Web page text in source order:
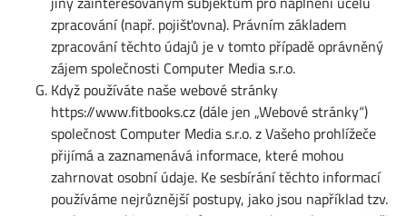
zpracování (např. pojišťovna). Právním základem
zpracování těchto údajů je v tomto případě oprávněný
zájem společnosti Computer Media s.r.o.
Když používáte naše webové stránky
https://www.fitbooks.cz (dále jen „Webové stránky“)
společnost Computer Media s.r.o. z Vašeho prohlížeče
přijímá a zaznamenává informace, které mohou
zahrnovat osobní údaje. Ke sesbírání těchto informací
používáme nejrůznější postupy, jako jsou například tzv.